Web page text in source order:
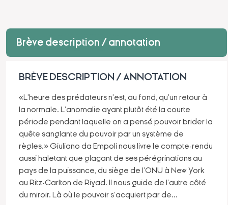
Brève description / annotation
BRÈVE DESCRIPTION / ANNOTATION
«L'heure des prédateurs n'est, au fond, qu'un retour à
la normale. L'anomalie ayant plutôt été la courte
période pendant laquelle on a pensé pouvoir brider la
quête sanglante du pouvoir par un système de
règles.» Giuliano da Empoli nous livre le compte-rendu
aussi haletant que glaçant de ses pérégrinations au
pays de la puissance, du siège de l'ONU à New York
au Ritz-Carlton de Riyad. Il nous guide de l'autre côté
du miroir. Là où le pouvoir s'acquiert par de...